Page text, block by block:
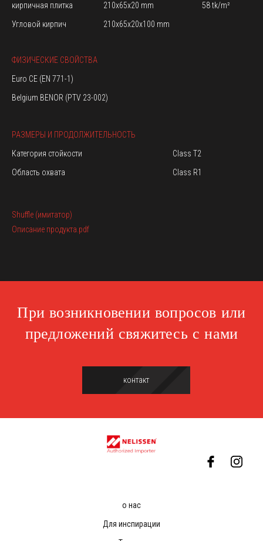
кирпичная плитка
210x65x20 mm
58 tk/m²
Угловой кирпич
210x65x20x100 mm
ФИЗИЧЕСКИЕ СВОЙСТВА
Euro CE (EN 771-1)
Belgium BENOR (PTV 23-002)
РАЗМЕРЫ И ПРОДОЛЖИТЕЛЬНОСТЬ
Категория стойкости
Class T2
Область охвата
Class R1
Shuffle (имитатор)
Описание продукта.pdf
При возникновении вопросов или
предложений свяжитесь с нами
контакт
о нас
Для инспирации